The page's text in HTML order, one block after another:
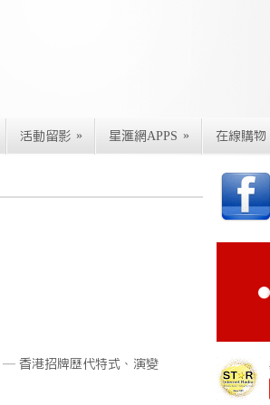
活動留影 » 星滙網APPS » 在線購物
— 香港招牌歷代特式、演變